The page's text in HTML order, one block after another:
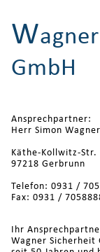
W
GmbH
Ansprechpartner:
Herr Simon Wagner
Käthe-Kollwitz-Str.
97218 Gerbrunn
Telefon: 0931 /
Fax: 0931 /
Ihr
Wagner Sicherheit